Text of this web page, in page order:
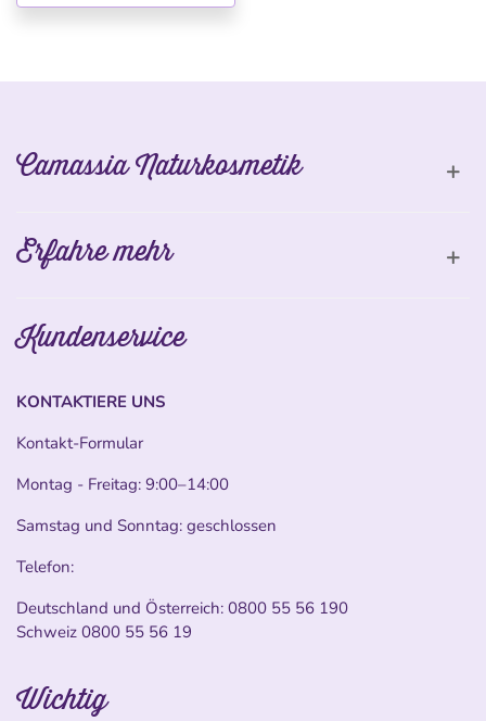
Camassia Naturkosmetik
Erfahre mehr
Kundenservice
KONTAKTIERE UNS
Kontakt-Formular
Montag - Freitag: 9:00–14:00
Samstag und Sonntag: geschlossen
Telefon:
Deutschland und Österreich: 0800 55 56 190
Schweiz 0800 55 56 19
Wichtig